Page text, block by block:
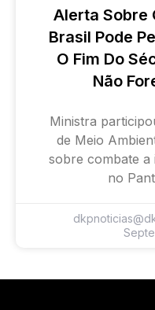
Alerta Sobre
Brasil Pode
O Fim Do
Não
Ministra
de Meio
sobre combate a
no